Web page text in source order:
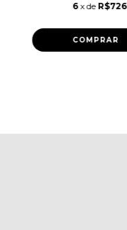
6 x de
COMPRAR